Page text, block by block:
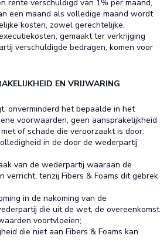
rente verschuldigd van 1% per maand,
een maand als volledige maand wordt
kosten, zowel gerechtelijke,
gemaakt ter verkrijging
verschuldigde bedragen, komen voor
EN VRIJWARING
onverminderd het bepaalde in het
voorwaarden, geen aansprakelijkheid
of schade die veroorzaakt is door:
in de door de wederpartij
van de wederpartij waaraan de
verricht, tenzij Fibers & Foams dit gebrek
in de nakoming van de
die uit de wet, de overeenkomst
voortvloeien;
die niet aan Fibers & Foams kan